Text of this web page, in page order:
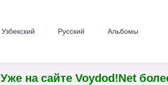
Узбекский Русский Альбомы
Уже на сайте Voydod!Net